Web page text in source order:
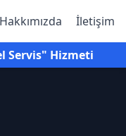
Hakkımızda İletişim
Servis" Hizmeti